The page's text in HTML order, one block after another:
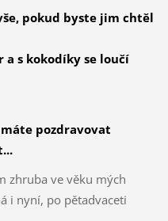
pokud byste jim chtěl
a s kokodíky se loučí
máte pozdravovat
zhruba ve věku mých
i nyní, po pětadvaceti